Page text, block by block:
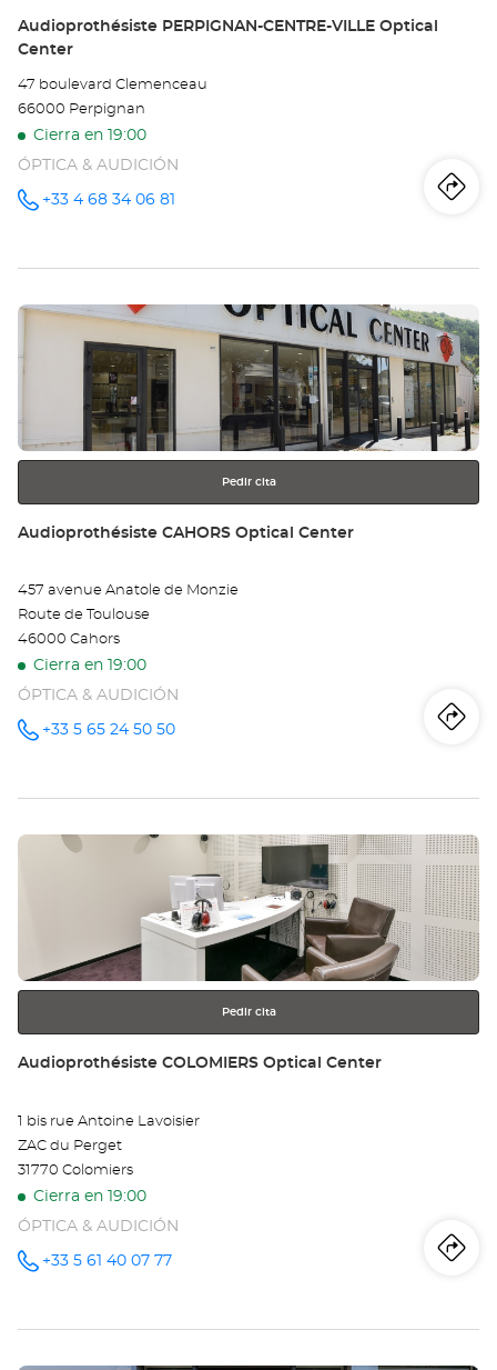
Tienda:
Audioprothésiste PERPIGNAN-CENTRE-VILLE Optical
Center
47 boulevard Clemenceau
66000 Perpignan
Cierra en 19:00
ÓPTICA & AUDICIÓN
número
+33 4 68 34 06 81
a
Pulse
información
Pedir cita
Tienda:
Audioprothésiste CAHORS Optical Center
457 avenue Anatole de Monzie
Route de Toulouse
46000 Cahors
Cierra en 19:00
ÓPTICA & AUDICIÓN
número
+33 5 65 24 50 50
a
Pulse
información
Pedir cita
Tienda:
Audioprothésiste COLOMIERS Optical Center
1 bis rue Antoine Lavoisier
ZAC du Perget
31770 Colomiers
Cierra en 19:00
ÓPTICA & AUDICIÓN
número
+33 5 61 40 07 77
a